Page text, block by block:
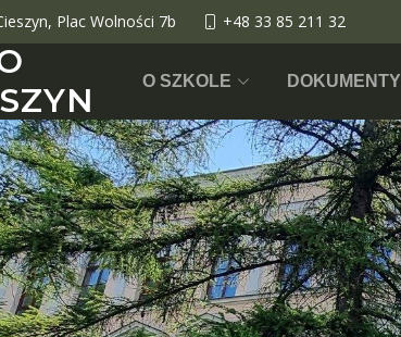
Plac Wolności 7b +48 33 85 211 32
O SZKOLE DOKUMENTY